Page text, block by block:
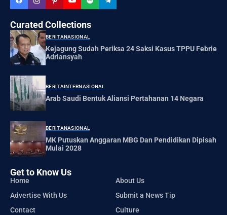
Curated Collections
BERITANASIONAL
Kejagung Sudah Periksa 24 Saksi Kasus TPPU Febrie
Adriansyah
BERITAINTERNASIONAL
Arab Saudi Bentuk Aliansi Pertahanan 14 Negara
BERITANASIONAL
MK Putuskan Anggaran MBG Dan Pendidikan Dipisah
Mulai 2028
Get to Know Us
Home
About Us
Advertise With Us
Submit a News Tip
Contact
Culture